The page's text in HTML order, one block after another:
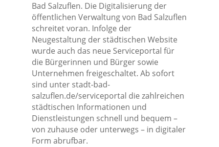
Bad Salzuflen. Die Digitalisierung der
öffentlichen Verwaltung von Bad Salzuflen
schreitet voran. Infolge der
Neugestaltung der städtischen Website
wurde auch das neue Serviceportal für
die Bürgerinnen und Bürger sowie
Unternehmen freigeschaltet. Ab sofort
sind unter stadt-bad-
salzuflen.de/serviceportal die zahlreichen
städtischen Informationen und
Dienstleistungen schnell und bequem –
von zuhause oder unterwegs – in digitaler
Form abrufbar.